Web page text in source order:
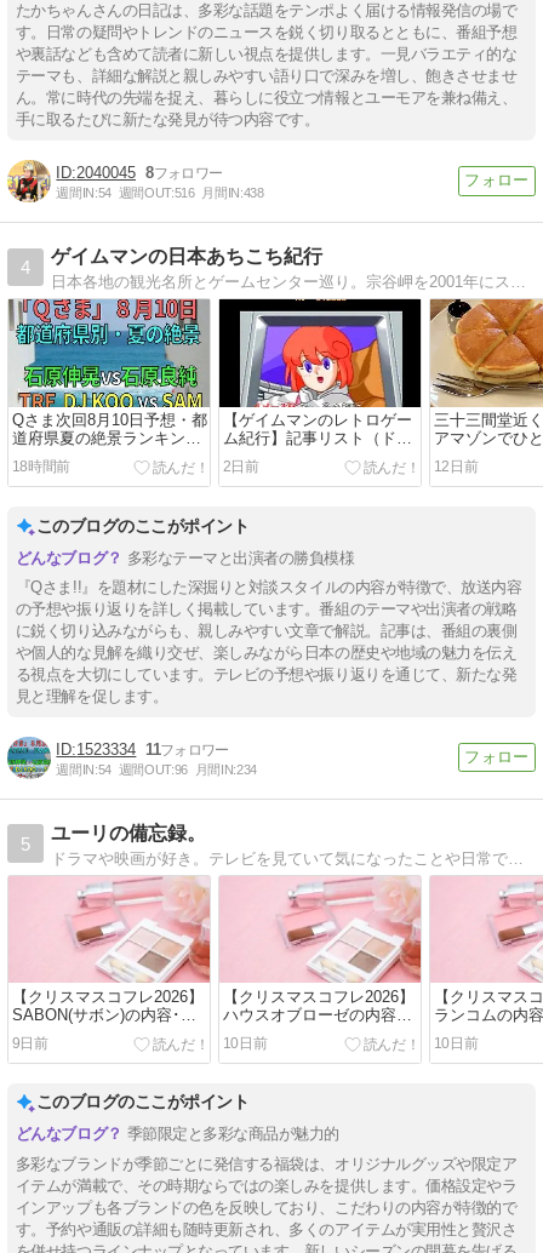
たかちゃんさんの日記は、多彩な話題をテンポよく届ける情報発信の場で
す。日常の疑問やトレンドのニュースを鋭く切り取るとともに、番組予想
や裏話なども含めて読者に新しい視点を提供します。一見バラエティ的な
テーマも、詳細な解説と親しみやすい語り口で深みを増し、飽きさせませ
ん。常に時代の先端を捉え、暮らしに役立つ情報とユーモアを兼ね備え、
手に取るたびに新たな発見が待つ内容です。
2040045 8
週間IN:54 週間OUT:516 月間IN:438
4
ゲイムマンの日本あちこち紀行
日本各地の観光名所とゲームセンター巡り。宗谷岬を2001年にスタートし、18年かかってようやく京都府到達！
Qさま次回8月10日予想・都
道府県夏の絶景ランキン
グ！石原伸晃vs良純【Qさ
ま優勝への道89】
18時間前
【ゲイムマンのレトロゲー
ム紀行】記事リスト（ドラ
クエ・ポートピア・スト
II・高橋名人等）
2日前
三十三間堂近
アマゾンでひ
本縦断紀行
＞
12日前
このブログのここがポイント
多彩なテーマと出演者の勝負模様
『Qさま!!』を題材にした深掘りと対談スタイルの内容が特徴で、放送内容
の予想や振り返りを詳しく掲載しています。番組のテーマや出演者の戦略
に鋭く切り込みながらも、親しみやすい文章で解説。記事は、番組の裏側
や個人的な見解を織り交ぜ、楽しみながら日本の歴史や地域の魅力を伝え
る視点を大切にしています。テレビの予想や振り返りを通じて、新たな発
見と理解を促します。
1523334 11
週間IN:54 週間OUT:96 月間IN:234
5
ユーリの備忘録。
ドラマや映画が好き。テレビを見ていて気になったことや日常で気になったことの備忘録です。
【クリスマスコフレ2026】
SABON(サボン)の内容･発
売日･予約日･予約方法･通
販情報!
9日前
【クリスマスコフレ2026】
ハウスオブローゼの内容･
発売日･予約日･予約方法･
通販情報!
10日前
【クリスマス
ランコムの内
約日･予約方
10日前
このブログのここがポイント
季節限定と多彩な商品が魅力的
多彩なブランドが季節ごとに発信する福袋は、オリジナルグッズや限定ア
イテムが満載で、その時期ならではの楽しみを提供します。価格設定やラ
インアップも各ブランドの色を反映しており、こだわりの内容が特徴的で
す。予約や通販の詳細も随時更新され、多くのアイテムが実用性と贅沢さ